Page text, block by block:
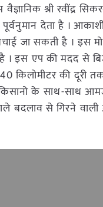
श्री रवींद्र
पूर्वनुमान देता है ।
जा सकती है । इस
है । इस एप की मदद
किलोमीटर की दूरी
किसानो के साथ-साथ
बदलाव से गिरने